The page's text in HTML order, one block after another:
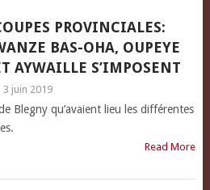
PROVINCIALES:
BAS-OHA, OUPEYE
AYWAILLE S’IMPOSENT
3 juin 2019
Blegny qu’avaient lieu les différentes
Read More